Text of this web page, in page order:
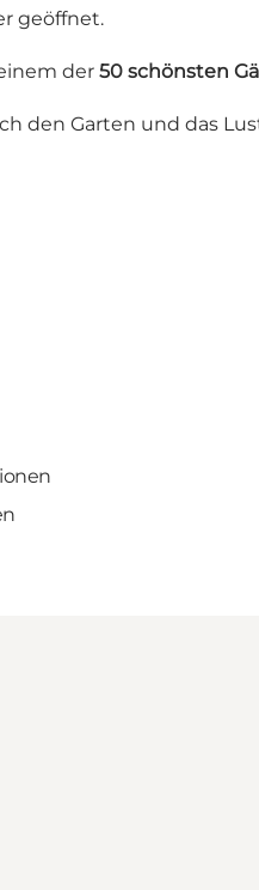
geöffnet.
der 50 schönsten
den Garten und das